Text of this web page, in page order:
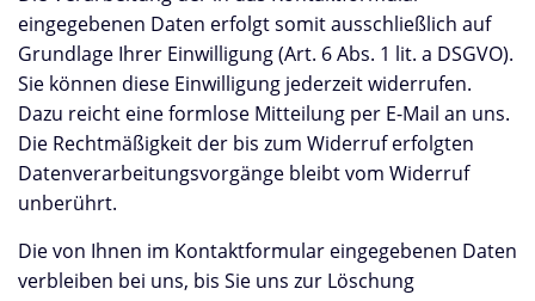
eingegebenen Daten erfolgt somit ausschließlich auf
Grundlage Ihrer Einwilligung (Art. 6 Abs. 1 lit. a DSGVO).
Sie können diese Einwilligung jederzeit widerrufen.
Dazu reicht eine formlose Mitteilung per E-Mail an uns.
Die Rechtmäßigkeit der bis zum Widerruf erfolgten
Datenverarbeitungsvorgänge bleibt vom Widerruf
unberührt.
Die von Ihnen im Kontaktformular eingegebenen Daten
verbleiben bei uns, bis Sie uns zur Löschung